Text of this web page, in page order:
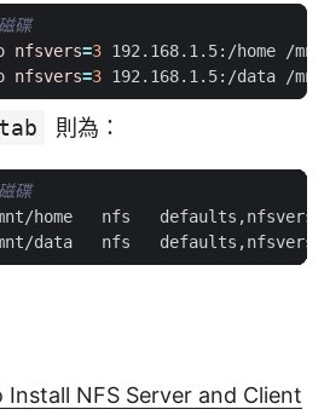
碟
nfsvers=3
nfsvers=3
則為：
碟
home   nfs   defaults,nfsvers
data   nfs   defaults,nfsvers
NFS Server and Client